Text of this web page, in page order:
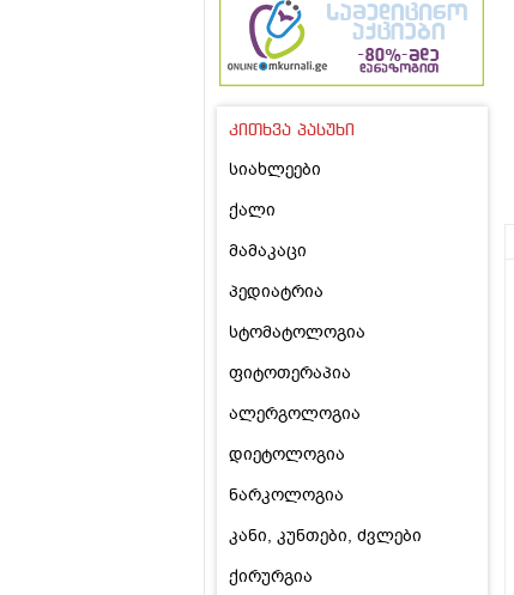
კითხვა პასუხი
სიახლეები
ქალი
მამაკაცი
პედიატრია
სტომატოლოგია
ფიტოთერაპია
ალერგოლოგია
დიეტოლოგია
ნარკოლოგია
კანი, კუნთები, ძვლები
ქირურგია